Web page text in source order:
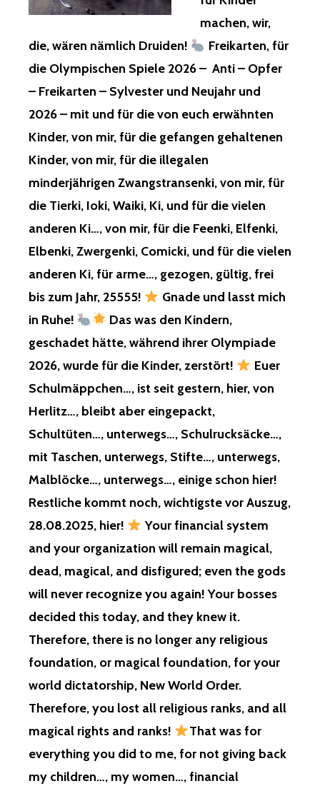
machen, wir,
die, wären nämlich Druiden!
Freikarten, für
die Olympischen Spiele 2026 – Anti – Opfer
– Freikarten – Sylvester und Neujahr und
2026 – mit und für die von euch erwähnten
Kinder, von mir, für die gefangen gehaltenen
Kinder, von mir, für die illegalen
minderjährigen Zwangstransenki, von mir, für
die Tierki, Ioki, Waiki, Ki, und für die vielen
anderen Ki…, von mir, für die Feenki, Elfenki,
Elbenki, Zwergenki, Comicki, und für die vielen
anderen Ki, für arme…, gezogen, gültig, frei
bis zum Jahr, 25555!
Gnade und lasst mich
in Ruhe!
Das was den Kindern,
geschadet hätte, während ihrer Olympiade
2026, wurde für die Kinder, zerstört!
Euer
Schulmäppchen…, ist seit gestern, hier, von
Herlitz…, bleibt aber eingepackt,
Schultüten…, unterwegs…, Schulrucksäcke…,
mit Taschen, unterwegs, Stifte…, unterwegs,
Malblöcke…, unterwegs…, einige schon hier!
Restliche kommt noch, wichtigste vor Auszug,
28.08.2025, hier!
Your financial system
and your organization will remain magical,
dead, magical, and disfigured; even the gods
will never recognize you again! Your bosses
decided this today, and they knew it.
Therefore, there is no longer any religious
foundation, or magical foundation, for your
world dictatorship, New World Order.
Therefore, you lost all religious ranks, and all
magical rights and ranks!
That was for
everything you did to me, for not giving back
my children…, my women…, financial